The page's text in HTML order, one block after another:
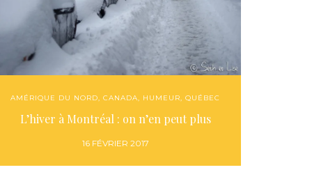
AMÉRIQUE DU NORD,CANADA, HUMEUR,QUÉBEC
L’hiver à Montréal : on n’en peut plus
16 FÉVRIER 2017